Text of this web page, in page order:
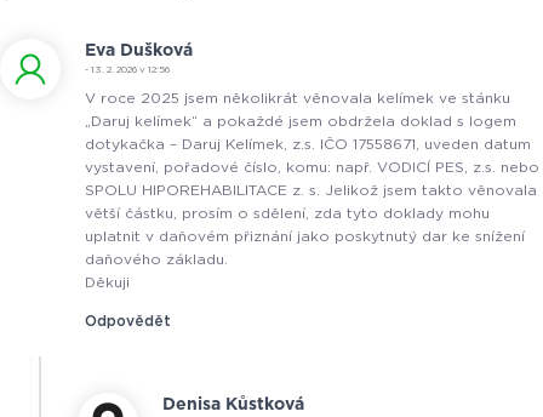
Eva Dušková
- 13. 2. 2026 v 12:56
V roce 2025 jsem několikrát věnovala kelímek ve stánku
„Daruj kelímek“ a pokaždé jsem obdržela doklad s logem
dotykačka – Daruj Kelímek, z.s. IČO 17558671, uveden datum
vystavení, pořadové číslo, komu: např. VODICÍ PES, z.s. nebo
SPOLU HIPOREHABILITACE z. s. Jelikož jsem takto věnovala
větší částku, prosím o sdělení, zda tyto doklady mohu
uplatnit v daňovém přiznání jako poskytnutý dar ke snížení
daňového základu.
Děkuji
Odpovědět
Denisa Kůstková